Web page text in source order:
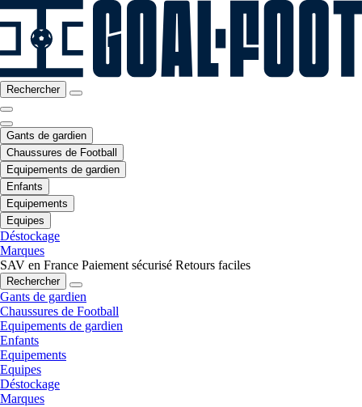
Rechercher
Gants de gardien
Chaussures de Football
Equipements de gardien
Enfants
Equipements
Equipes
Déstockage
Marques
SAV en France Paiement sécurisé Retours faciles
Rechercher
Gants de gardien
Chaussures de Football
Equipements de gardien
Enfants
Equipements
Equipes
Déstockage
Marques